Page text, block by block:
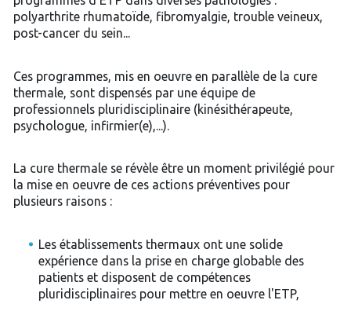
polyarthrite rhumatoïde, fibromyalgie, trouble veineux,
post-cancer du sein...
Ces programmes, mis en oeuvre en parallèle de la cure
thermale, sont dispensés par une équipe de
professionnels pluridisciplinaire (kinésithérapeute,
psychologue, infirmier(e),...).
La cure thermale se révèle être un moment privilégié pour
la mise en oeuvre de ces actions préventives pour
plusieurs raisons :
Les établissements thermaux ont une solide
expérience dans la prise en charge globable des
patients et disposent de compétences
pluridisciplinaires pour mettre en oeuvre l'ETP,